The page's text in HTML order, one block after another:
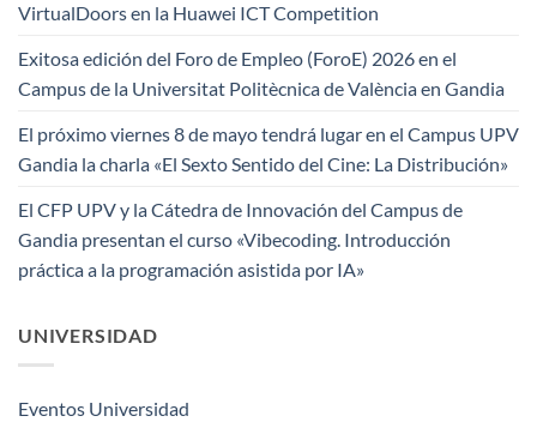
VirtualDoors en la Huawei ICT Competition
Exitosa edición del Foro de Empleo (ForoE) 2026 en el
Campus de la Universitat Politècnica de València en Gandia
El próximo viernes 8 de mayo tendrá lugar en el Campus UPV
Gandia la charla «El Sexto Sentido del Cine: La Distribución»
El CFP UPV y la Cátedra de Innovación del Campus de
Gandia presentan el curso «Vibecoding. Introducción
práctica a la programación asistida por IA»
UNIVERSIDAD
Eventos Universidad